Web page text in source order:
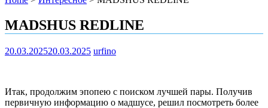
MADSHUS REDLINE
20.03.202520.03.2025 urfino
Итак, продолжим эпопею с поиском лучшей пары. Получив
первичную информацию о мадшусе, решил посмотреть более